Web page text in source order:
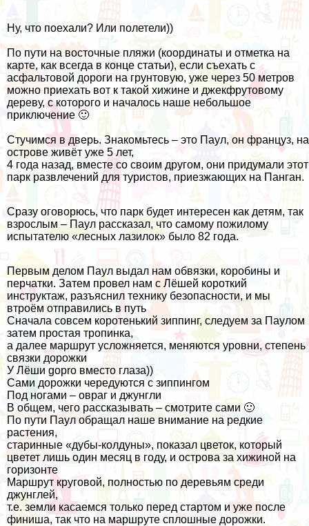
Ну, что поехали? Или полетели))
По пути на восточные пляжи (координаты и отметка на
карте, как всегда в конце статьи), если съехать с
асфальтовой дороги на грунтовую, уже через 50 метров
можно приехать вот к такой хижине и джекфрутовому
дереву, с которого и началось наше небольшое
приключение 🙂
Стучимся в дверь. Знакомьтесь – это Паул, он француз, на
острове живёт уже 5 лет,
4 года назад, вместе со своим другом, они придумали этот
парк развлечений для туристов, приезжающих на Панган.
Сразу оговорюсь, что парк будет интересен как детям, так
взрослым – Паул рассказал, что самому пожилому
испытателю «лесных лазилок» было 82 года.
Первым делом Паул выдал нам обвязки, коробины и
перчатки. Затем провел нам с Лёшей короткий
инструктаж, разъяснил технику безопасности, и мы
втроём отправились в путь
Сначала совсем коротенький зиппинг, следуем за Паулом
затем простая тропинка,
а далее маршрут усложняется, меняются уровни, степень
связки дорожки
У Лёши gopro вместо глаза))
Сами дорожки чередуются с зиппингом
Под ногами – овраг и джунгли
В общем, чего рассказывать – смотрите сами 🙂
По пути Паул обращал наше внимание на редкие
растения,
старинные «дубы-колдуны», показал цветок, который
цветет лишь один месяц в году, и острова за хижиной на
горизонте
Маршрут круговой, полностью по деревьям среди
джунглей,
т.е. земли касаемся только перед стартом и уже после
финиша, так что на маршруте сплошные дорожки.